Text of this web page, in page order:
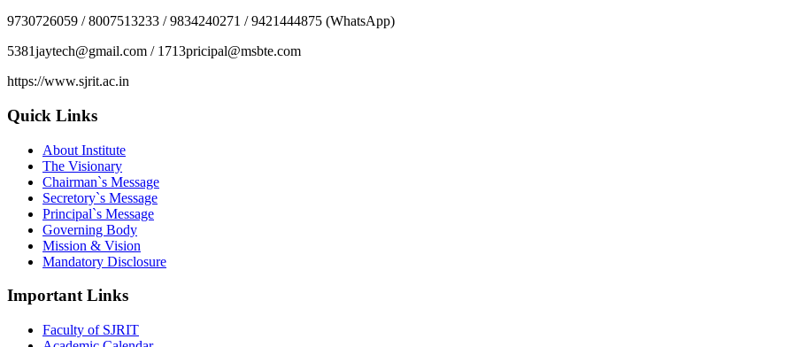
9730726059 / 8007513233 / 9834240271 / 9421444875 (WhatsApp)
5381jaytech@gmail.com / 1713pricipal@msbte.com
https://www.sjrit.ac.in
Quick Links
About Institute
The Visionary
Chairman`s Message
Secretory`s Message
Principal`s Message
Governing Body
Mission & Vision
Mandatory Disclosure
Important Links
Faculty of SJRIT